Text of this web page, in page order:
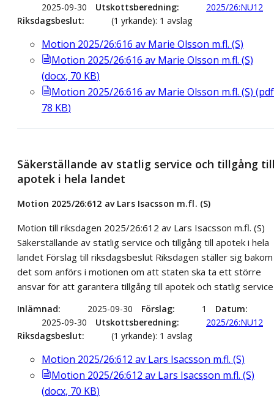
2025-09-30
Utskottsberedning
2025/26:NU12
Riksdagsbeslut
(1 yrkande): 1 avslag
Motion 2025/26:616 av Marie Olsson m.fl. (S)
Motion 2025/26:616 av Marie Olsson m.fl. (S)
(docx, 70 KB)
Motion 2025/26:616 av Marie Olsson m.fl. (S) (pdf
78 KB)
Säkerställande av statlig service och tillgång
apotek i hela landet
Motion 2025/26:612 av Lars Isacsson m.fl. (S)
Motion till riksdagen 2025/26:612 av Lars Isacsson m.fl. (S)
Säkerställande av statlig service och tillgång till apotek i hela
landet Förslag till riksdagsbeslut Riksdagen ställer sig bakom
det som anförs i motionen om att staten ska ta ett större
ansvar för att garantera tillgång till apotek och statlig
Inlämnad 2025-09-30 Förslag 1
Datum
2025-09-30
Utskottsberedning
2025/26:NU12
Riksdagsbeslut
(1 yrkande): 1 avslag
Motion 2025/26:612 av Lars Isacsson m.fl. (S)
Motion 2025/26:612 av Lars Isacsson m.fl. (S)
(docx, 70 KB)